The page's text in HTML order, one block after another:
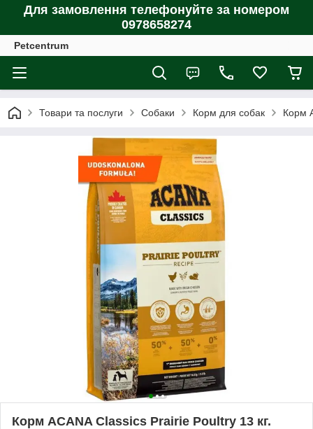
Для замовлення телефонуйте за номером
0978658274
Petcentrum
Товари та послуги Собаки Корм для собак Корм
Корм ACANA Classics Prairie Poultry 13 кг.